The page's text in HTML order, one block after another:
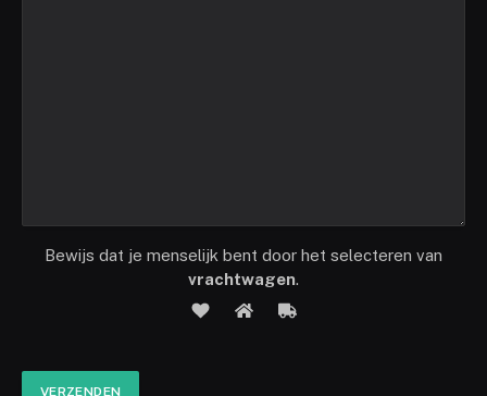
Bewijs dat je menselijk bent door het selecteren van
vrachtwagen.